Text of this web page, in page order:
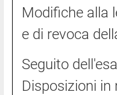
Modifiche alla
e di revoca
Seguito
Disposizioni